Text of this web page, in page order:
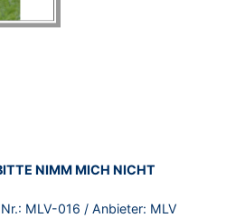
NIMM MICH NICHT
MLV-016 / Anbieter: MLV